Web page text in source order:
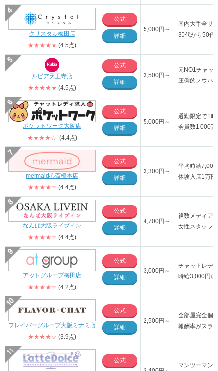
クリスタル梅田店
★★★★★ (4.5点)
公式
詳細
5,000円～
国内大手全サ
30代から50代
ルビア天王寺店
★★★★★ (4.5点)
公式
詳細
3,500円～
元NO1チャッ
圧倒的ノウハ
ポケットワーク大阪店
★★★★☆ (4.4点)
公式
詳細
5,000円～
通勤限定で1
会員数1,000
mermaid心斎橋本店
★★★★☆ (4.4点)
公式
詳細
3,300円～
平均時給7,000
体験入店1万
なんば大阪ライブイン
★★★★☆ (4.4点)
公式
詳細
4,700円～
複数メディア
女性スタッフ
アットグループ梅田店
★★★★☆ (4.2点)
公式
詳細
3,000円～
チャットレデ
時給3,000円
フレイバーグループ大阪ミナミ店
★★★★☆ (3.9点)
公式
詳細
2,500円～
全部屋完全個
報酬率がスラ
公式
マンツーマン